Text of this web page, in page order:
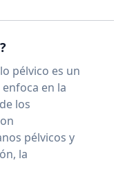
pélvico es un
en la
de los
pélvicos y
la